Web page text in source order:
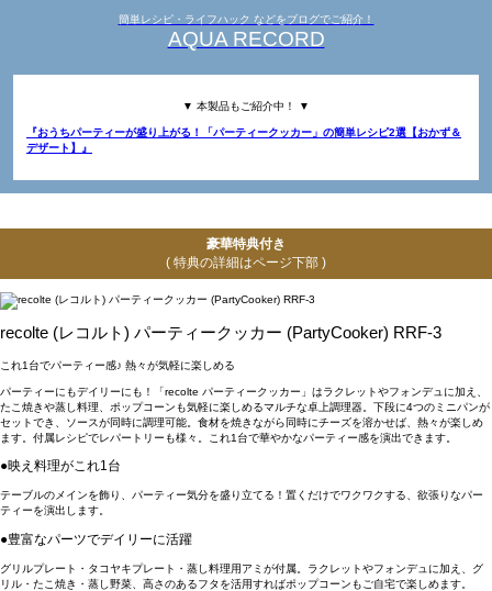
簡単レシピ・ライフハック などをブログでご紹介！
AQUA RECORD
▼ 本製品もご紹介中！ ▼
『おうちパーティーが盛り上がる！「パーティークッカー」の簡単レシピ2選【おかず＆
デザート】』
豪華特典付き
( 特典の詳細はページ下部 )
recolte (レコルト) パーティークッカー (PartyCooker) RRF-3
これ1台でパーティー感♪ 熱々が気軽に楽しめる
パーティーにもデイリーにも！「recolte パーティークッカー」はラクレットやフォンデュに加え、
たこ焼きや蒸し料理、ポップコーンも気軽に楽しめるマルチな卓上調理器。下段に4つのミニパンが
セットでき、ソースが同時に調理可能。食材を焼きながら同時にチーズを溶かせば、熱々が楽しめ
ます。付属レシピでレパートリーも様々。これ1台で華やかなパーティー感を演出できます。
●映え料理がこれ1台
テーブルのメインを飾り、パーティー気分を盛り立てる！置くだけでワクワクする、欲張りなパー
ティーを演出します。
●豊富なパーツでデイリーに活躍
グリルプレート・タコヤキプレート・蒸し料理用アミが付属。ラクレットやフォンデュに加え、グ
リル・たこ焼き・蒸し野菜、高さのあるフタを活用すればポップコーンもご自宅で楽しめます。